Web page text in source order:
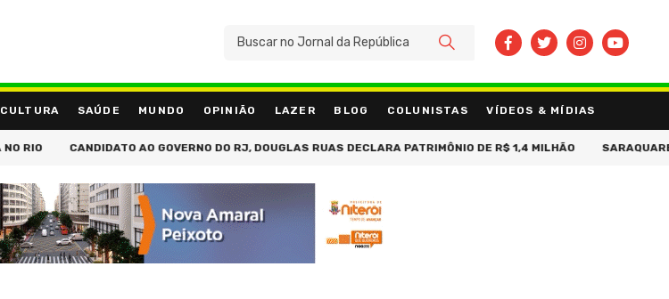
CULTURA SAÚDE MUNDO OPINIÃO LAZER BLOG COLUNISTAS VÍDEOS & MÍDIAS
CANDIDATO AO GOVERNO DO RJ, DOUGLAS RUAS DECLARA PATRIMÔNIO DE R$ 1,4 MILHÃO SARAQUARELLA
BUSCAR